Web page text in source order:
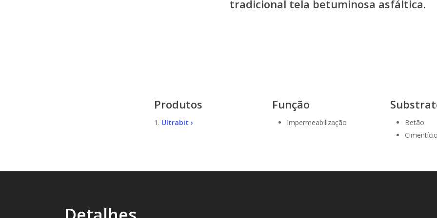
tradicional tela betuminosa asfáltica.
Produtos
1. Ultrabit ›
Função
Impermeabilização
Betão